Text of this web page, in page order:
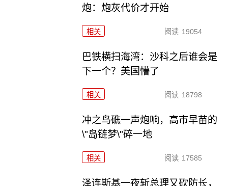
炮：炮灰代价才开始
相关 阅读 19054
巴铁横扫海湾：沙科之后谁会是
下一个？美国懵了
相关 阅读 18798
冲之鸟礁一声炮响，高市早苗的
\"岛链梦\"碎一地
相关 阅读 17585
泽连斯基一夜斩总理又砍防长，